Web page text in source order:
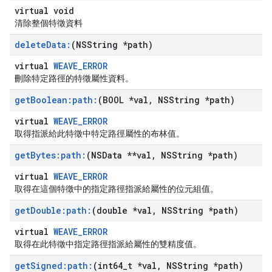
virtual void
清除整個特徵資料
deleteData: (NSString *path)
virtual WEAVE_ERROR
刪除特定路徑的特徵屬性資料。
getBoolean:path: (BOOL *val ,
NSString *path)
virtual WEAVE_ERROR
取得指派給此特徵中特定路徑屬性的布林值。
getBytes:path: (NSData **val ,
NSString *path)
virtual WEAVE_ERROR
取得在這個特徵中的指定路徑指派給屬性的位元組值。
getDouble:path: (double *val ,
NSString *path)
virtual WEAVE_ERROR
取得在此特徵中指定路徑指派給屬性的雙精度值。
getSigned:path: (int64 t *val ,
NSString *path)